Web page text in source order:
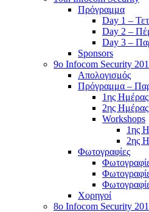
Πρόγραμμα
Day 1 –
Day 2 –
Day 3 –
Sponsors
9ο Infocom Security
Απολογισμός
Πρόγραμμα –
1ης
2ης
Workshops
1ης
2ης
Φωτογραφίες
Χορηγοί
8ο Infocom Security